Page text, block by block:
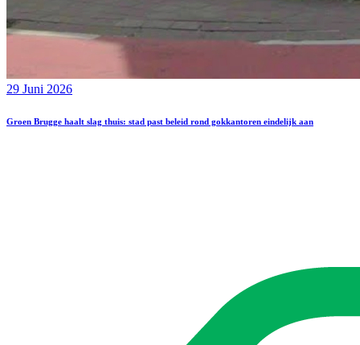
29 Juni 2026
Groen Brugge haalt slag thuis: stad past beleid rond gokkantoren eindelijk aan